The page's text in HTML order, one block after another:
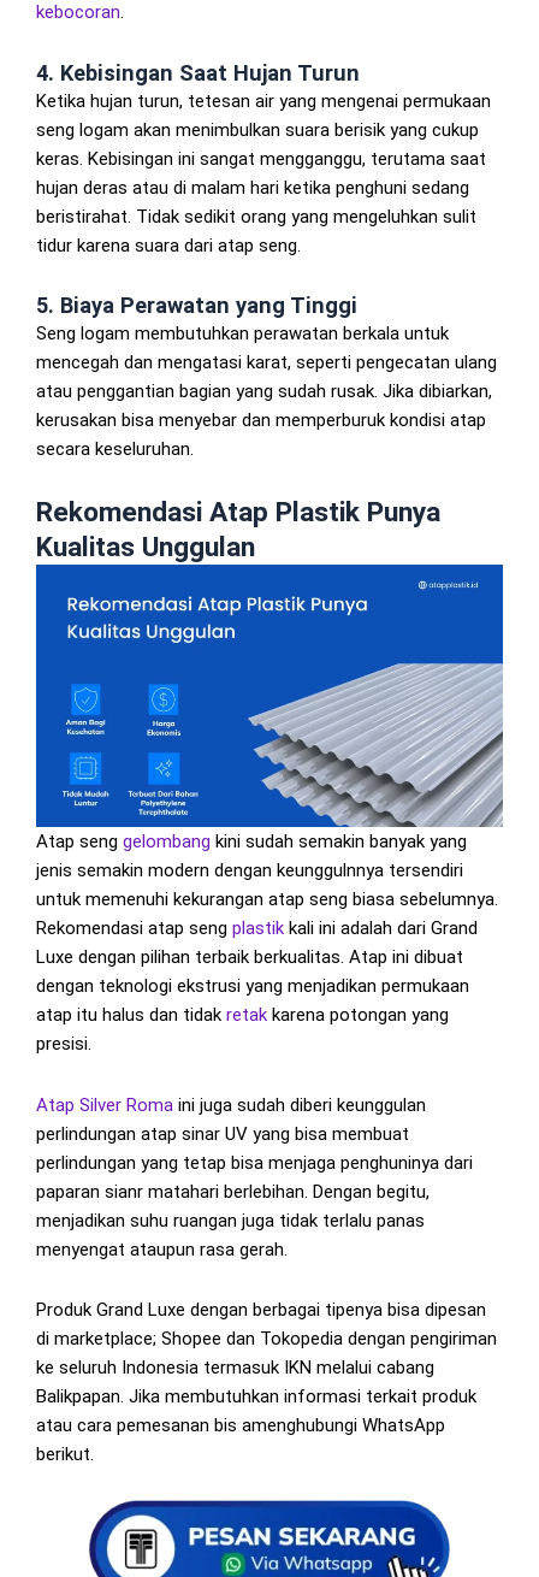
kebocoran.
4. Kebisingan Saat Hujan Turun
Ketika hujan turun, tetesan air yang mengenai permukaan
seng logam akan menimbulkan suara berisik yang cukup
keras. Kebisingan ini sangat mengganggu, terutama saat
hujan deras atau di malam hari ketika penghuni sedang
beristirahat. Tidak sedikit orang yang mengeluhkan sulit
tidur karena suara dari atap seng.
5. Biaya Perawatan yang Tinggi
Seng logam membutuhkan perawatan berkala untuk
mencegah dan mengatasi karat, seperti pengecatan ulang
atau penggantian bagian yang sudah rusak. Jika dibiarkan,
kerusakan bisa menyebar dan memperburuk kondisi atap
secara keseluruhan.
Rekomendasi Atap Plastik Punya
Kualitas Unggulan
Atap seng gelombang kini sudah semakin banyak yang
jenis semakin modern dengan keunggulnnya tersendiri
untuk memenuhi kekurangan atap seng biasa sebelumnya.
Rekomendasi atap seng plastik kali ini adalah dari Grand
Luxe dengan pilihan terbaik berkualitas. Atap ini dibuat
dengan teknologi ekstrusi yang menjadikan permukaan
atap itu halus dan tidak retak karena potongan yang
presisi.
Atap Silver Roma ini juga sudah diberi keunggulan
perlindungan atap sinar UV yang bisa membuat
perlindungan yang tetap bisa menjaga penghuninya dari
paparan sianr matahari berlebihan. Dengan begitu,
menjadikan suhu ruangan juga tidak terlalu panas
menyengat ataupun rasa gerah.
Produk Grand Luxe dengan berbagai tipenya bisa dipesan
di marketplace; Shopee dan Tokopedia dengan pengiriman
ke seluruh Indonesia termasuk IKN melalui cabang
Balikpapan. Jika membutuhkan informasi terkait produk
atau cara pemesanan bis amenghubungi WhatsApp
berikut.